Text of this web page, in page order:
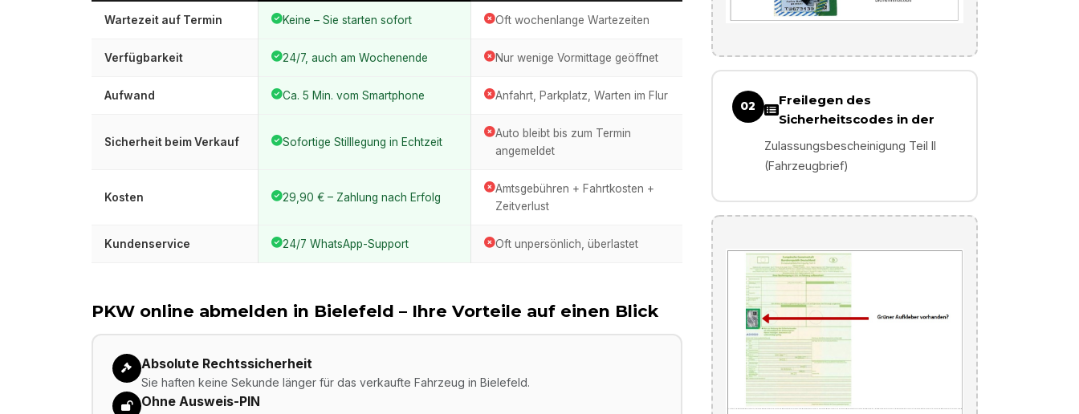
Wartezeit auf Termin Keine – Sie starten sofort Oft wochenlange Wartezeiten
Verfügbarkeit 24/7, auch am Wochenende Nur wenige Vormittage geöffnet
Aufwand Ca. 5 Min. vom Smartphone Anfahrt, Parkplatz, Warten im Flur
Sicherheit beim Verkauf Sofortige Stilllegung in Echtzeit
Auto bleibt bis zum Termin
angemeldet
Kosten 29,90 € – Zahlung nach Erfolg
Amtsgebühren + Fahrtkosten +
Zeitverlust
Kundenservice 24/7 WhatsApp-Support Oft unpersönlich, überlastet
PKW online abmelden in Bielefeld – Ihre Vorteile auf einen Blick
Absolute Rechtssicherheit
Sie haften keine Sekunde länger für das verkaufte Fahrzeug in Bielefeld.
Ohne Ausweis-PIN
02
Freilegen des
Sicherheitscodes in der
Zulassungsbescheinigung Teil II
(Fahrzeugbrief)